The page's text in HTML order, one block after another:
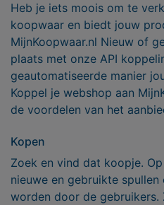
Heb je iets moois om te
koopwaar en biedt jouw
MijnKoopwaar.nl Nieuw of
plaats met onze API
geautomatiseerde manier
Koppel je webshop aan
de voordelen van het
Kopen
Zoek en vind dat koopje.
nieuwe en gebruikte spullen
worden door de gebruikers.